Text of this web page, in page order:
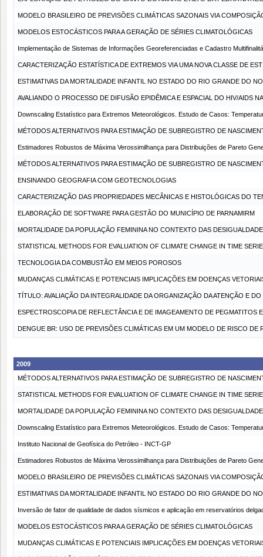
MODELO BRASILEIRO DE PREVISÕES CLIMÁTICAS SAZONAIS VIA
MODELOS ESTOCÁSTICOS PARA A GERAÇÃO DE SÉRIES CLIMATOLÓGICAS
Implementação de Sistemas de Informações Georeferenciadas e Cadastro
CARACTERIZAÇÃO ESTATÍSTICA DE EXTREMOS VIA UMA NOVA CLASSE DE
ESTIMATIVAS DA MORTALIDADE INFANTIL NO ESTADO DO RIO GRANDE DO
AVALIANDO O PROCESSO DE DIFUSÃO EPIDÊMICA E ESPACIAL DO HIV/AIDS
Downscaling Estatístico para Extremos Meteorológicos. Estudo de Casos:
MÉTODOS ALTERNATIVOS PARA ESTIMAÇÃO DE SUBREGISTRO DE
Estimadores Robustos de Máxima Verossimilhança para Distribuições de Pareto
MÉTODOS ALTERNATIVOS PARA ESTIMAÇÃO DE SUBREGISTRO DE
ENSINANDO GEOGRAFIA COM GEOTECNOLOGIAS
CARACTERIZAÇÃO DAS PROPRIEDADES MECÂNICAS E HISTOLÓGICAS DO
ELABORAÇÃO DE SOFTWARE PARA GESTÃO DO MUNICÍPIO DE PARNAMIRM
MORTALIDADE DA POPULAÇÃO FEMININA NO CONTEXTO DAS
STATISTICAL METHODS FOR EVALUATION OF CLIMATE CHANGE IN TIME
TECNOLOGIA DA COMBUSTÃO EM MEIOS POROSOS
MUDANÇAS CLIMÁTICAS E POTENCIAIS IMPLICAÇÕES EM DOENÇAS
TÍTULO: AVALIAÇÃO DA INTEGRALIDADE DA ORGANIZAÇÃO DA ATENÇÃO E
ESPECTROSCOPIA DE REFLECTÂNCIA E DE IMAGEAMENTO DE
DENGUE BR: USO DE PREVISÕES CLIMÁTICAS EM UM MODELO DE RISCO DE
2009
MÉTODOS ALTERNATIVOS PARA ESTIMAÇÃO DE SUBREGISTRO DE
STATISTICAL METHODS FOR EVALUATION OF CLIMATE CHANGE IN TIME
MORTALIDADE DA POPULAÇÃO FEMININA NO CONTEXTO DAS
Downscaling Estatístico para Extremos Meteorológicos. Estudo de Casos:
Instituto Nacional de Geofísica do Petróleo - INCT-GP
Estimadores Robustos de Máxima Verossimilhança para Distribuições de Pareto
MODELO BRASILEIRO DE PREVISÕES CLIMÁTICAS SAZONAIS VIA
ESTIMATIVAS DA MORTALIDADE INFANTIL NO ESTADO DO RIO GRANDE DO
Inversão de fator de qualidade de dados sísmicos e aplicação em reservatórios
MODELOS ESTOCÁSTICOS PARA A GERAÇÃO DE SÉRIES CLIMATOLÓGICAS
MUDANÇAS CLIMÁTICAS E POTENCIAIS IMPLICAÇÕES EM DOENÇAS